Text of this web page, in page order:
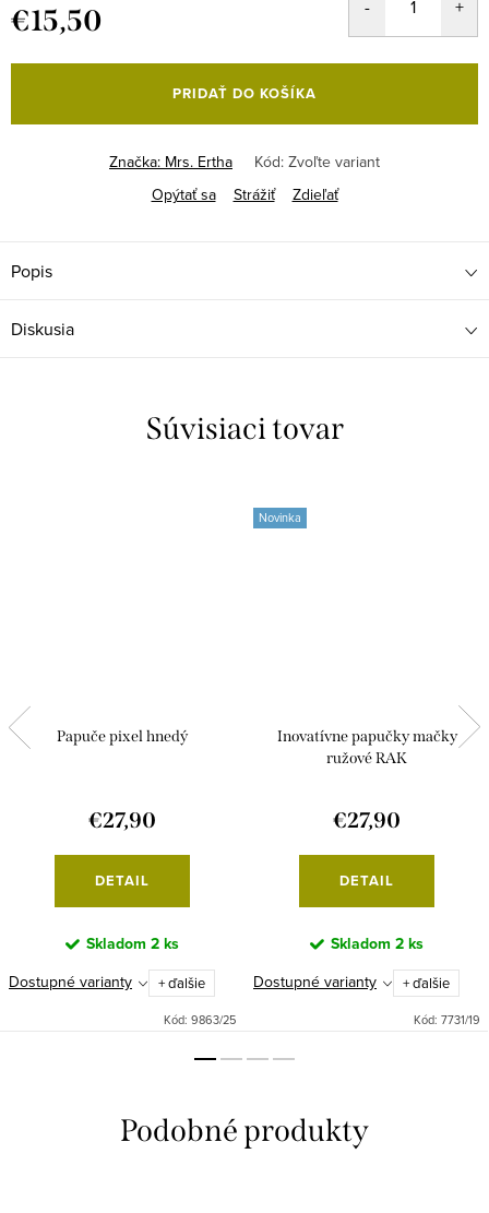
€15,50
cena:
PRIDAŤ DO KOŠÍKA
Značka: Mrs. Ertha Kód: Zvoľte variant
Opýtať sa
Strážiť Zdieľať
Popis
Diskusia
Súvisiaci tovar
Papuče pixel hnedý
€27,90
DETAIL
Skladom 2 ks
Dostupné varianty
+ ďalšie
Kód: 9863/25
Novinka
Inovatívne papučky mačky
ružové RAK
€27,90
DETAIL
Skladom 2 ks
Dostupné varianty
+ ďalšie
Kód: 7731/19